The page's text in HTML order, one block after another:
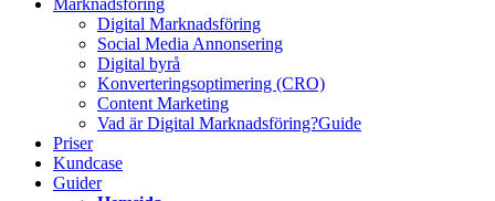
Marknadsföring
Digital Marknadsföring
Social Media Annonsering
Digital byrå
Konverteringsoptimering (CRO)
Content Marketing
Vad är Digital Marknadsföring?Guide
Priser
Kundcase
Guider